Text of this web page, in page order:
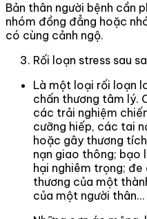
Bản thân người bệnh cần
nhóm đồng đẳng hoặc
có cùng cảnh ngộ.
Rối loạn stress sau
Là một loại rối loạn
chấn thương tâm lý.
các trải nghiệm
cưỡng hiếp, các tai
hoặc gây thương
nạn giao thông; bạo
hại nghiêm trọng;
thương của một
của một người thân…